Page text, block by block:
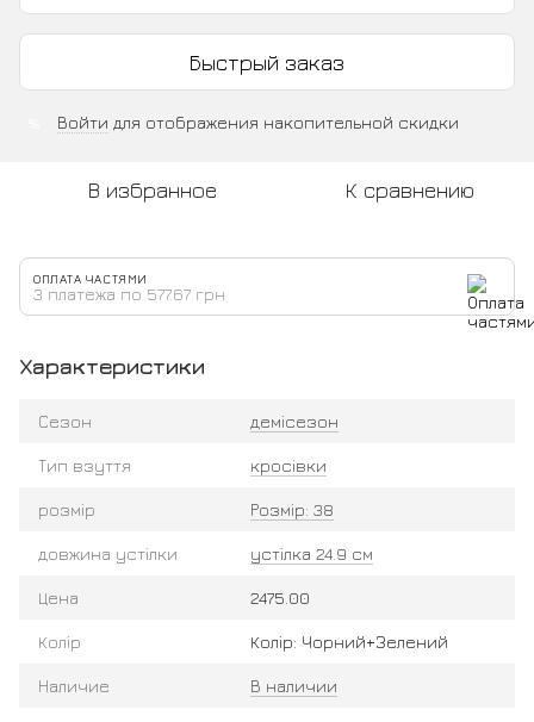
Быстрый заказ
Войти для отображения накопительной скидки
В избранное К сравнению
ОПЛАТА ЧАСТЯМИ
3 платежа по 577.67 грн
Характеристики
Сезон демісезон
Тип взуття кросівки
розмір Розмір: 38
довжина устілки устілка 24.9 см
Цена 2475.00
Колір Колір: Чорний+Зелений
Наличие В наличии